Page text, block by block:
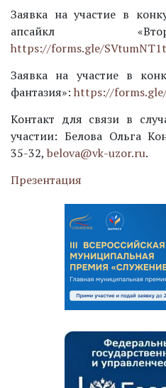
Заявка на участие в
апсайкл
https://forms.gle/
Заявка на участие в
фантазия»: https://
Контакт для связи в
участии: Белова Ольга
35-32, belova@vk-uzor.ru.
Презентация